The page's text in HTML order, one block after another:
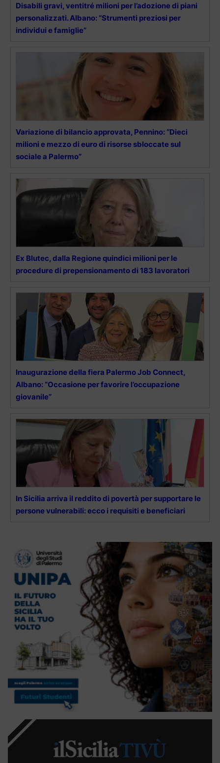
Disabili gravi, ventitré milioni per l’adozione di piani
personalizzati. Albano: “Strumenti preziosi per
individui e famiglie”
Variazione di bilancio approvata, Pennino: “Dieci
milioni e mezzo di euro di risorse sbloccate sul
sociale a Palermo”
Ex Blutec, dalla Regione quindici milioni per le
procedure di prepensionamento di 183 lavoratori
Inaugurazione della fiera Palermo Job Connect,
Albano: “Occasione per favorire l’occupazione
giovanile”
In Sicilia arriva il reddito di povertà per supportare le
persone vulnerabili: ecco i requisiti e beneficiari